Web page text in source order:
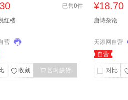
已售0件
红楼
营
收藏 暂时缺货
¥18.70
唐诗杂论
天添网自营
自营
对比